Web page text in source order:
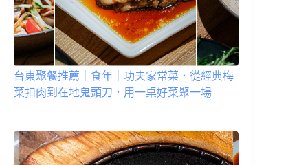
台東聚餐推薦｜食年｜功夫家常菜．從經典梅
菜扣肉到在地鬼頭刀．用一桌好菜聚一場